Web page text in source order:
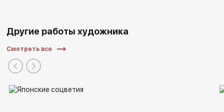
Другие работы художника
Смотреть все